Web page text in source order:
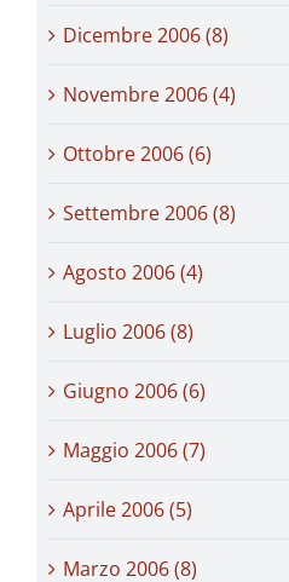
Dicembre 2006 (8)
Novembre 2006 (4)
Ottobre 2006 (6)
Settembre 2006 (8)
Agosto 2006 (4)
Luglio 2006 (8)
Giugno 2006 (6)
Maggio 2006 (7)
Aprile 2006 (5)
Marzo 2006 (8)